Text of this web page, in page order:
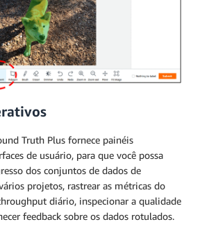
Truth Plus fornece painéis
de usuário, para que você possa
dos conjuntos de dados de
projetos, rastrear as métricas do
diário, inspecionar a qualidade
feedback sobre os dados rotulados.